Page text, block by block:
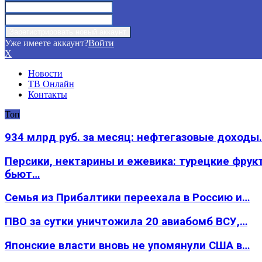
Уже имеете аккаунт?Войти
X
Новости
ТВ Онлайн
Контакты
Топ
934 млрд руб. за месяц: нефтегазовые
Персики, нектарины и ежевика: турецкие
бьют…
Семья из Прибалтики переехала в Россию и…
ПВО за сутки уничтожила 20 авиабомб ВСУ,…
Японские власти вновь не упомянули США в…